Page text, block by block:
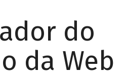
do
da Web